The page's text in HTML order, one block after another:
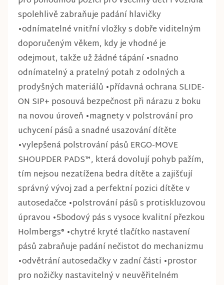
spolehlivě zabraňuje padání hlavičky
•odnímatelné vnitřní vložky s dobře viditelným
doporučeným věkem, kdy je vhodné je
odejmout, takže už žádné tápání •snadno
odnímatelný a pratelný potah z odolných a
prodyšných materiálů •přídavná ochrana SLIDE-
ON SIP+ posouvá bezpečnost při nárazu z boku
na novou úroveň •magnety v polstrování pro
uchycení pásů a snadné usazování dítěte
•vylepšená polstrování pásů ERGO-MOVE
SHOUPDER PADS™, která dovolují pohyb pažím,
tím nejsou nezatížena bedra dítěte a zajišťují
správný vývoj zad a perfektní pozici dítěte v
autosedačce •polstrování pásů s protiskluzovou
úpravou •5bodový pás s vysoce kvalitní přezkou
Holmbergs® •chytré kryté tlačítko nastavení
pásů zabraňuje padání nečistot do mechanizmu
•odvětrání autosedačky v zadní části •prostor
pro nožičky nastavitelný v neuvěřitelném